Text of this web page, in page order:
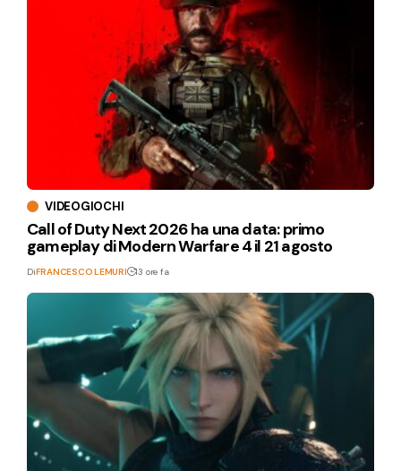
VIDEOGIOCHI
Call of Duty Next 2026 ha una data: primo
gameplay di Modern Warfare 4 il 21 agosto
DiFRANCESCO LEMURI 13 ore fa